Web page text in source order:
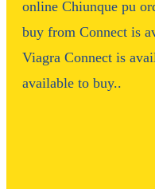
online Chiunque pu
buy from Connect is
Viagra Connect is
available to buy..